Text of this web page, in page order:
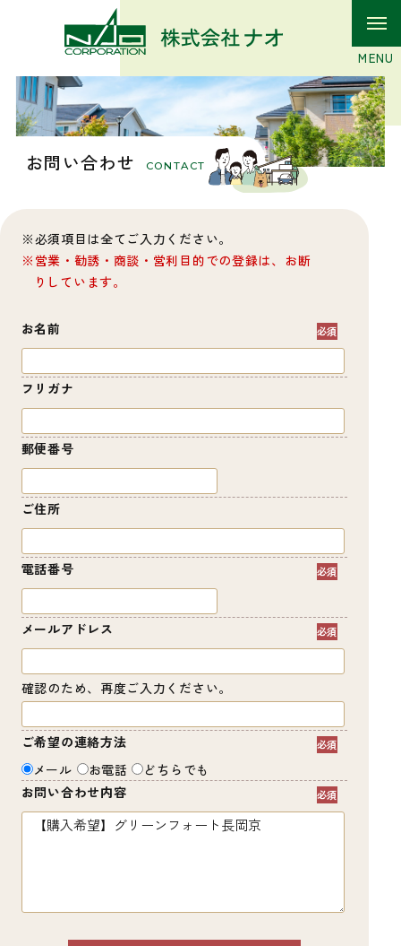
お問い合わせ CONTACT
必須項目は全てご入力ください。
営業・勧誘・商談・営利目的での登録は、お断
りしています。
お名前
フリガナ
郵便番号
ご住所
電話番号
メールアドレス
確認のため、再度ご入力ください。
ご希望の連絡方法
メール
お電話
どちらでも
お問い合わせ内容